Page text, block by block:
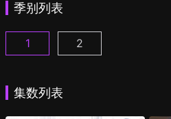
季别列表
美丽的他 第1季 第1集
1 美丽的他 第2季 第1集
2
集数列表